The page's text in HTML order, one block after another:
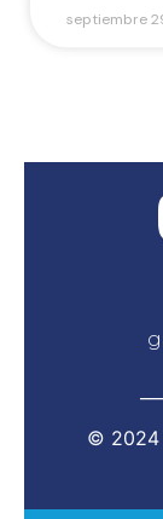
septiembre
© 2024